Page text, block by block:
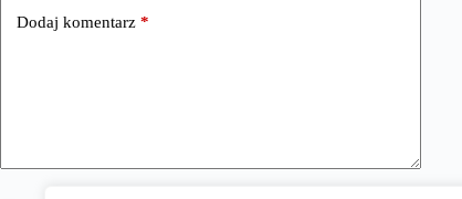
Dodaj komentarz *